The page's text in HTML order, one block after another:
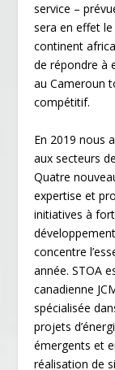
service –
sera en effet
continent
de répondre à
au Cameroun
compétitif.
En 2019 nous
aux secteurs
Quatre
expertise et
initiatives à
concentre
année. STOA
canadienne
spécialisée
projets
émergents et
réalisation de